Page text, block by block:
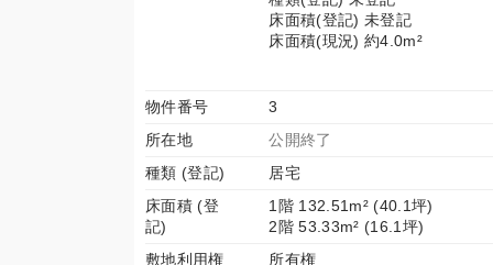
床面積(登記) 未登記
床面積(現況) 約4.0m²
物件番号
3
所在地
公開終了
種類 (登記)
居宅
床面積 (登
記)
1階 132.51m² (40.1坪)
2階 53.33m² (16.1坪)
敷地利用権
所有権